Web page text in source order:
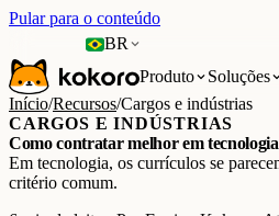
Pular para o conteúdo
BR
Produto
Soluções
Início/Recursos/Cargos e indústrias
CARGOS E INDÚSTRIAS
Como contratar melhor em
Em tecnologia, os currículos se
critério comum.